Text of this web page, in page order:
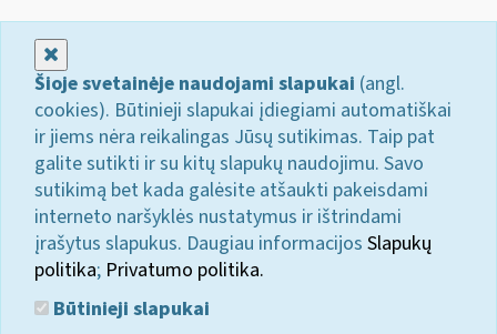
Šioje svetainėje naudojami slapukai (angl.
cookies). Būtinieji slapukai įdiegiami automatiškai
ir jiems nėra reikalingas Jūsų sutikimas. Taip pat
galite sutikti ir su kitų slapukų naudojimu. Savo
sutikimą bet kada galėsite atšaukti pakeisdami
interneto naršyklės nustatymus ir ištrindami
įrašytus slapukus. Daugiau informacijos Slapukų
politika; Privatumo politika.
Būtinieji slapukai